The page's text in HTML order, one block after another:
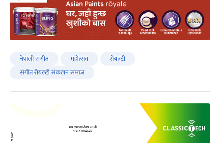
नेपाली संगीत महोत्सव
रोयल्टी
संगीत रोयल्टी संकलन समाज